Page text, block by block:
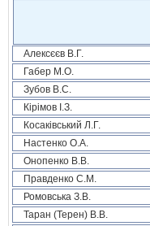
Алексєєв В.Г.
Габер М.О.
Зубов В.С.
Кірімов І.З.
Косаківський Л.Г.
Настенко О.А.
Онопенко В.В.
Правденко С.М.
Ромовська З.В.
Таран (Терен) В.В.